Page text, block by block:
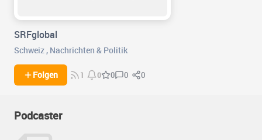
SRFglobal
Schweiz , Nachrichten & Politik
Folgen 1 0 0 0 0
Podcaster